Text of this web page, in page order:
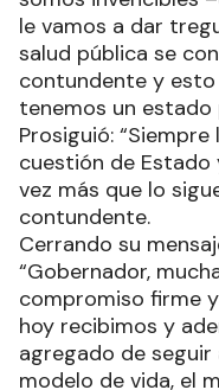
le vamos a dar
salud pública se
contundente y
tenemos un estado
Prosiguió:
cuestión de Estado
vez más que lo
contundente.
Cerrando su
“Gobernador,
compromiso firme
hoy recibimos y
agregado de
modelo de vida, el